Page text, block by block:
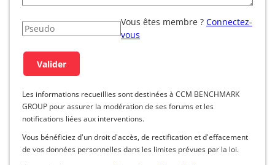
Vous êtes membre ? Connectez-
vous
Les informations recueillies sont destinées à CCM BENCHMARK
GROUP pour assurer la modération de ses forums et les
notifications liées aux interventions.
Vous bénéficiez d'un droit d'accès, de rectification et d'effacement
de vos données personnelles dans les limites prévues par la loi.